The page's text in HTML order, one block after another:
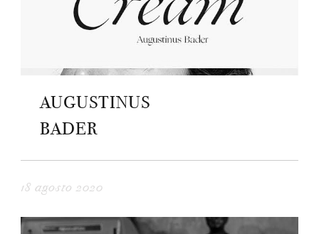
AUGUSTINUS
BADER
18 agosto 2020